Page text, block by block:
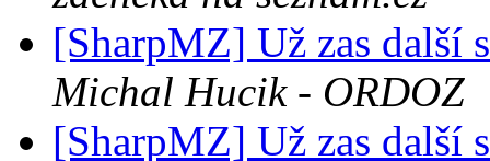
[SharpMZ] Už zas další
Michal Hucik - ORDOZ
[SharpMZ] Už zas další